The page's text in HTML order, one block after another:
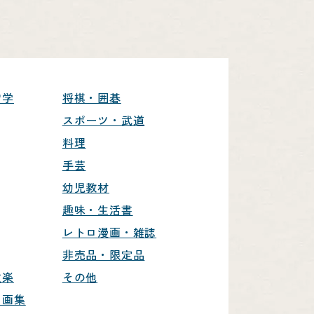
集
将棋・囲碁
スポーツ・武道
料理
手芸
幼児教材
趣味・生活書
レトロ漫画・雑誌
非売品・限定品
その他